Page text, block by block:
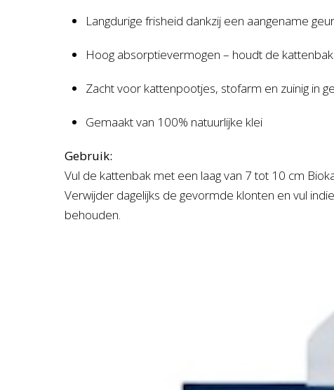
Langdurige frisheid dankzij een aangename geur
Hoog absorptievermogen – houdt de
Zacht voor kattenpootjes, stofarm en zuinig in
Gemaakt van 100% natuurlijke klei
Gebruik:
Vul de kattenbak met een laag van 7 tot 10 cm
Verwijder dagelijks de gevormde klonten en vul
behouden.